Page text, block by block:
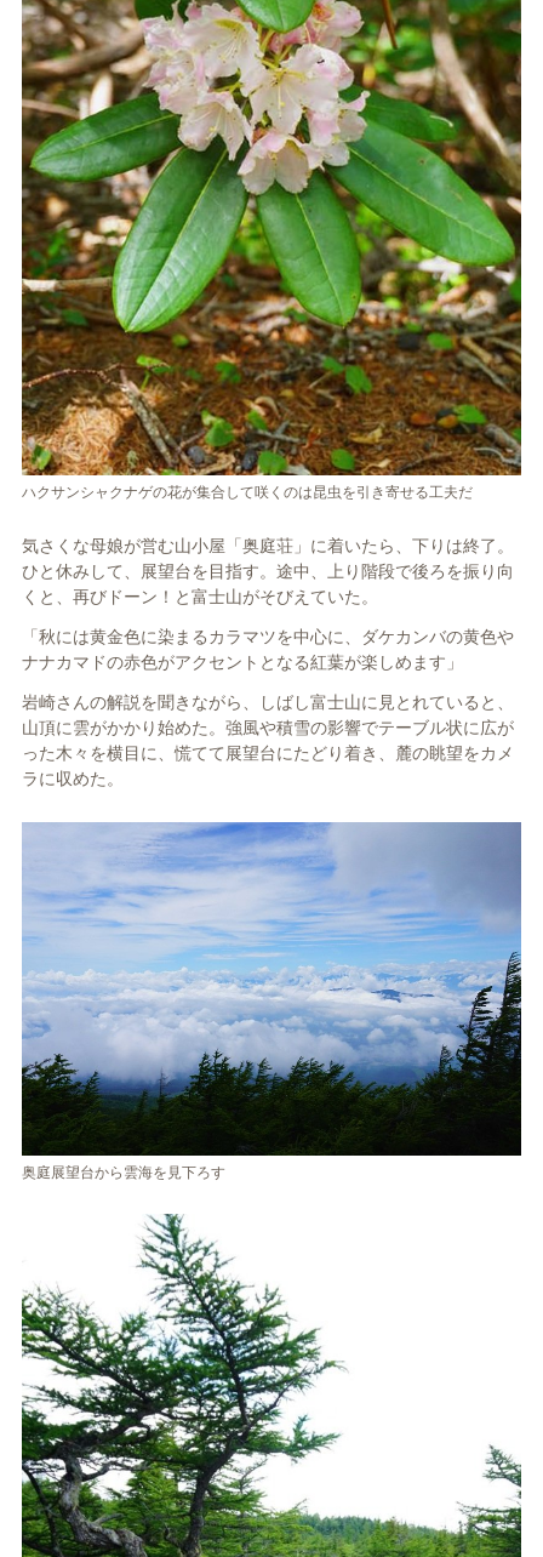
ハクサンシャクナゲの花が集合して咲くのは昆虫を引き寄せる工夫だ
気さくな母娘が営む山小屋「奥庭荘」に着いたら、下りは終了。
ひと休みして、展望台を目指す。途中、上り階段で後ろを振り向
くと、再びドーン！と富士山がそびえていた。
「秋には黄金色に染まるカラマツを中心に、ダケカンバの黄色や
ナナカマドの赤色がアクセントとなる紅葉が楽しめます」
岩崎さんの解説を聞きながら、しばし富士山に見とれていると、
山頂に雲がかかり始めた。強風や積雪の影響でテーブル状に広が
った木々を横目に、慌てて展望台にたどり着き、麓の眺望をカメ
ラに収めた。
奥庭展望台から雲海を見下ろす